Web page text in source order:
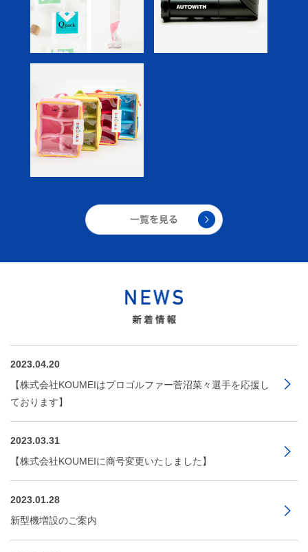
2023.04.20
【株式会社KOUMEIはプロゴルファー菅沼菜々選手を応援し
ております】
2023.03.31
【株式会社KOUMEIに商号変更いたしました】
2023.01.28
新型機増設のご案内